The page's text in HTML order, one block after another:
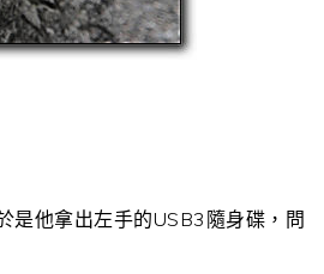
是他拿出左手的USB3隨身碟，問